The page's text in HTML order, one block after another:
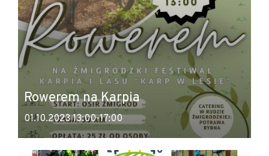
Rowerem na Karpia
01.10.2023 13:00-17:00